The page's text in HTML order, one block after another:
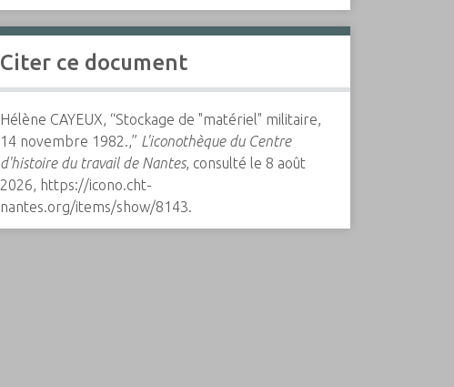
Citer ce document
Hélène CAYEUX, “Stockage de "matériel" militaire,
14 novembre 1982.,” L'iconothèque du Centre
d'histoire du travail de Nantes, consulté le 8 août
2026, https://icono.cht-
nantes.org/items/show/8143.